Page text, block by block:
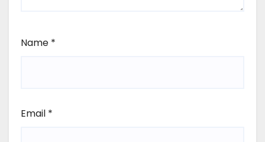
Name *
Email *